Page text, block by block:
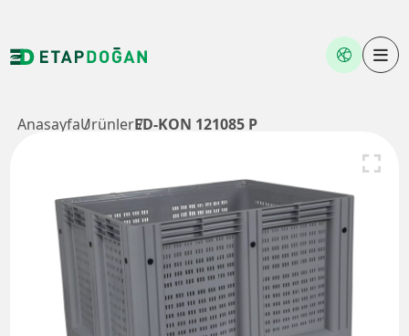
AnasayfaÜrünlerED-KON 121085 P